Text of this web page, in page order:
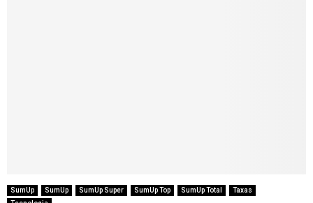
SumUp SumUp SumUp Super SumUp Top SumUp Total
Taxas